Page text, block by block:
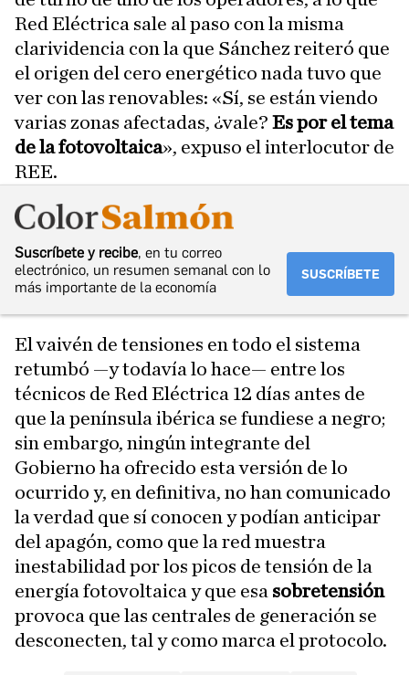
Red Eléctrica sale al paso con la misma
clarividencia con la que Sánchez reiteró que
el origen del cero energético nada tuvo que
ver con las renovables: «Sí, se están viendo
varias zonas afectadas, ¿vale? Es por el tema
de la fotovoltaica», expuso el interlocutor de
REE.
Suscríbete y recibe, en tu correo
electrónico, un resumen semanal con lo
más importante de la economía
SUSCRÍBETE
El vaivén de tensiones en todo el sistema
retumbó —y todavía lo hace— entre los
técnicos de Red Eléctrica 12 días antes de
que la península ibérica se fundiese a negro;
sin embargo, ningún integrante del
Gobierno ha ofrecido esta versión de lo
ocurrido y, en definitiva, no han comunicado
la verdad que sí conocen y podían anticipar
del apagón, como que la red muestra
inestabilidad por los picos de tensión de la
energía fotovoltaica y que esa sobretensión
provoca que las centrales de generación se
desconecten, tal y como marca el protocolo.